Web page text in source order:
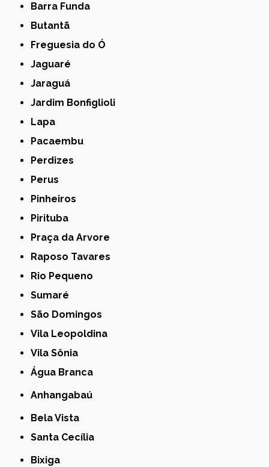
Barra Funda
Butantã
Freguesia do Ó
Jaguaré
Jaraguá
Jardim Bonfiglioli
Lapa
Pacaembu
Perdizes
Perus
Pinheiros
Pirituba
Praça da Arvore
Raposo Tavares
Rio Pequeno
Sumaré
São Domingos
Vila Leopoldina
Vila Sônia
Água Branca
Anhangabaú
Bela Vista
Santa Cecília
Bixiga